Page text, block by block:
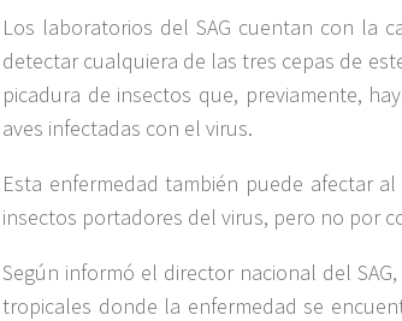
Los laboratorios del SAG cuentan con la
detectar cualquiera de las tres cepas de
picadura de insectos que, previamente,
aves infectadas con el virus.
Esta enfermedad también puede afectar
insectos portadores del virus, pero no por
Según informó el director nacional del
tropicales donde la enfermedad se